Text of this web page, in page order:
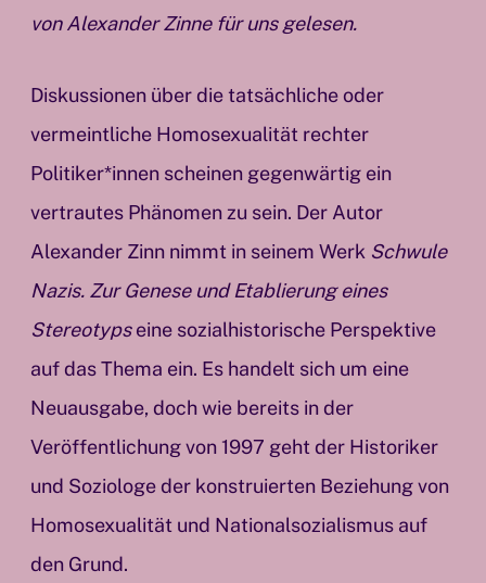
von Alexander Zinne für uns gelesen.
Diskussionen über die tatsächliche oder
vermeintliche Homosexualität rechter
Politiker*innen scheinen gegenwärtig ein
vertrautes Phänomen zu sein. Der Autor
Alexander Zinn nimmt in seinem Werk Schwule
Nazis. Zur Genese und Etablierung eines
Stereotypseine sozialhistorische Perspektive
auf das Thema ein. Es handelt sich um eine
Neuausgabe, doch wie bereits in der
Veröffentlichung von 1997 geht der Historiker
und Soziologe der konstruierten Beziehung von
Homosexualität und Nationalsozialismus auf
den Grund.